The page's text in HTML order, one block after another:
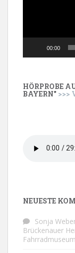
00:00
HÖRPROBE
BAYERN" >>>
NEUESTE
Sonja
Brückenauer
Fahrradmuseum